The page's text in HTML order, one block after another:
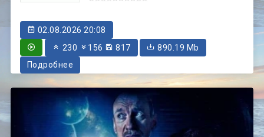
02.08.2026 20:08
230
156 817
890.19 Mb
Подробнее